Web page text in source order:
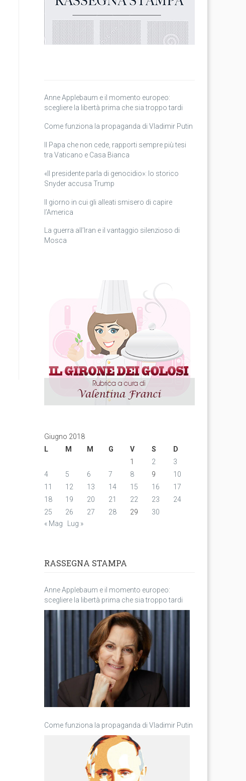
Anne Applebaum e il momento europeo:
scegliere la libertà prima che sia troppo tardi
Come funziona la propaganda di Vladimir Putin
Il Papa che non cede, rapporti sempre più tesi
tra Vaticano e Casa Bianca
«Il presidente parla di genocidio»: lo storico
Snyder accusa Trump
Il giorno in cui gli alleati smisero di capire
l’America
La guerra all’Iran e il vantaggio silenzioso di
Mosca
Giugno 2018
L
M M G V S
D
1
2
3
4
5 6 7 8 9
10
11
12 13 14 15 16
17
18
19 20 21 22 23
24
25
26 27 28 29
30
« Mag
Lug »
RASSEGNA STAMPA
Anne Applebaum e il momento europeo:
scegliere la libertà prima che sia troppo tardi
Come funziona la propaganda di Vladimir Putin